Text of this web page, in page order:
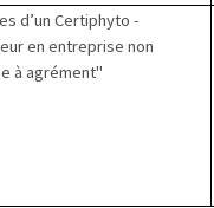
d’un Certiphyto -
en entreprise non
à agrément"